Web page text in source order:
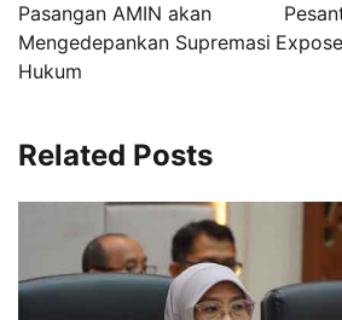
Pasangan AMIN akan
Mengedepankan Supremasi
Hukum
Related Posts